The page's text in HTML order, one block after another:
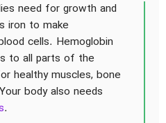
need for growth and
iron to make
cells. Hemoglobin
to all parts of the
healthy muscles, bone
body also needs
.